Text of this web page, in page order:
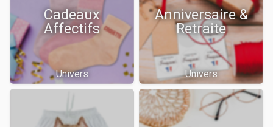
Cadeaux
Affectifs
Univers
Anniversaire &
Retraite
Univers